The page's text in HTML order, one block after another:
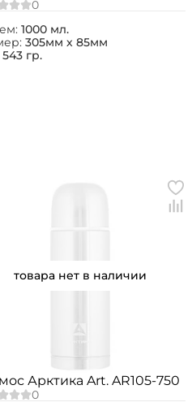
1000 мл.
305мм х 85мм
543 гр.
товара нет в наличии
Арктика Art. AR105-750